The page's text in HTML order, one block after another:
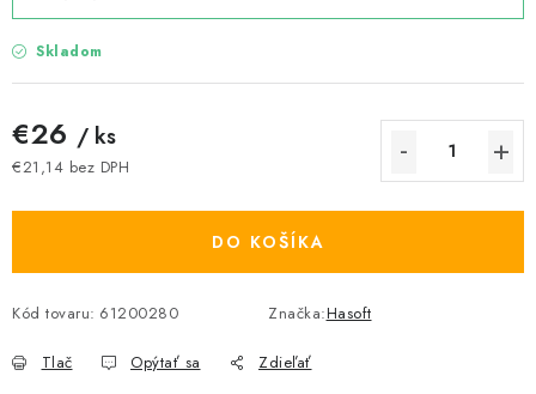
Skladom
€26 / ks
€21,14 bez DPH
DO KOŠÍKA
Kód tovaru: 61200280 Značka:Hasoft
Tlač Opýtať sa Zdieľať